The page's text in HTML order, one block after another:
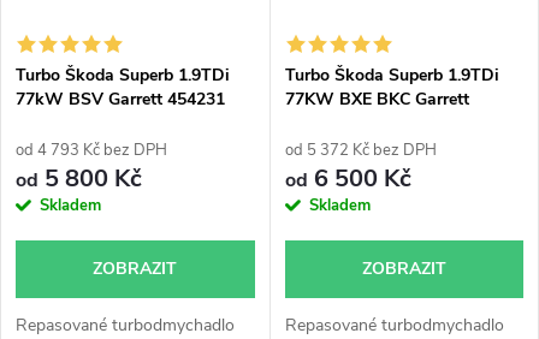
Turbo Škoda Superb 1.9TDi
77kW BSV Garrett 454231
od 4 793 Kč bez DPH
od 5 800 Kč
Skladem
ZOBRAZIT
Repasované turbodmychadlo
Turbo Škoda Superb 1.9TDi
77KW BXE BKC Garrett
od 5 372 Kč bez DPH
od 6 500 Kč
Skladem
ZOBRAZIT
Repasované turbodmychadlo